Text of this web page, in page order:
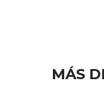
MÁS